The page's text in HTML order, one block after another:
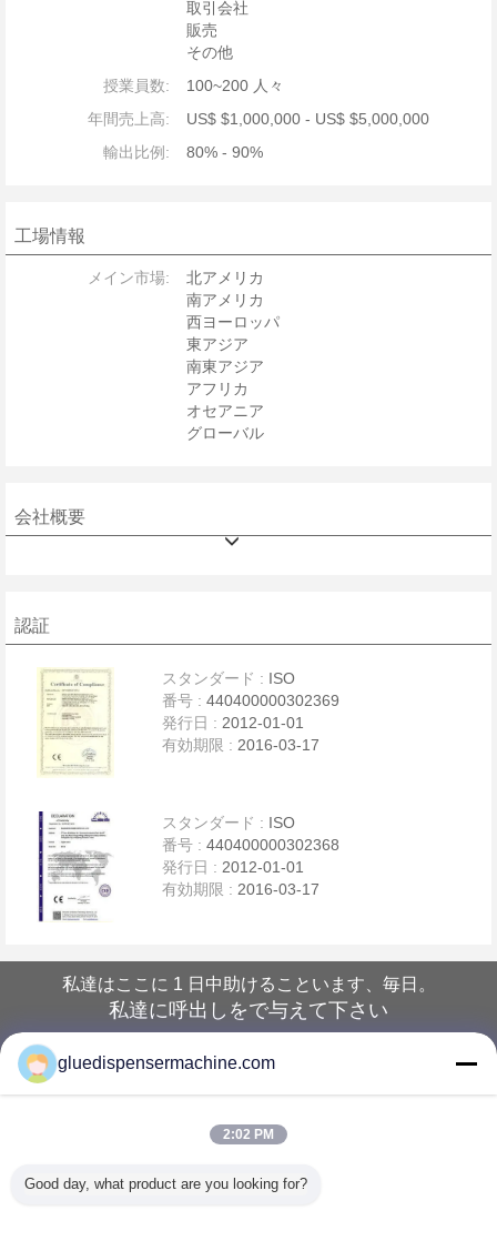
取引会社
販売
その他
授業員数:
100~200 人々
年間売上高:
US$ $1,000,000 - US$ $5,000,000
輸出比例:
80% - 90%
工場情報
メイン市場:
北アメリカ
南アメリカ
西ヨーロッパ
東アジア
南東アジア
アフリカ
オセアニア
グローバル
会社概要
認証
スタンダード : ISO
番号 : 440400000302369
発行日 : 2012-01-01
有効期限 : 2016-03-17
スタンダード : ISO
番号 : 440400000302368
発行日 : 2012-01-01
有効期限 : 2016-03-17
私達はここに 1 日中助けることいます、毎日。
私達に呼出しをで与えて下さい
今日始めて下さい
すべての製品
gluedispensermachine.com
2:02 PM
Good day, what product are you looking for?